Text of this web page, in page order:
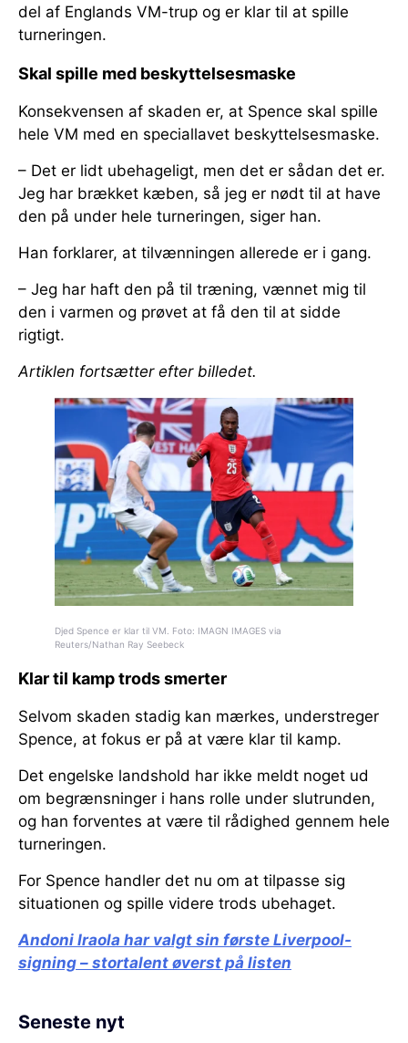
del af Englands VM-trup og er klar til at spille
turneringen.
Skal spille med beskyttelsesmaske
Konsekvensen af skaden er, at Spence skal spille
hele VM med en speciallavet beskyttelsesmaske.
– Det er lidt ubehageligt, men det er sådan det er.
Jeg har brækket kæben, så jeg er nødt til at have
den på under hele turneringen, siger han.
Han forklarer, at tilvænningen allerede er i gang.
– Jeg har haft den på til træning, vænnet mig til
den i varmen og prøvet at få den til at sidde
rigtigt.
Artiklen fortsætter efter billedet.
Djed Spence er klar til VM. Foto: IMAGN IMAGES via
Reuters/Nathan Ray Seebeck
Klar til kamp trods smerter
Selvom skaden stadig kan mærkes, understreger
Spence, at fokus er på at være klar til kamp.
Det engelske landshold har ikke meldt noget ud
om begrænsninger i hans rolle under slutrunden,
og han forventes at være til rådighed gennem hele
turneringen.
For Spence handler det nu om at tilpasse sig
situationen og spille videre trods ubehaget.
Andoni Iraola har valgt sin første Liverpool-
signing – stortalent øverst på listen
Seneste nyt